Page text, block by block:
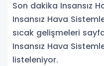
Son dakika Insansız
Insansız Hava
sıcak gelişmeleri
Insansız Hava
listeleniyor.